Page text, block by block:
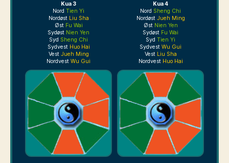
Kua 3
Nord Tien Yi
Nordøst Liu Sha
Øst Fu Wai
Sydøst Nien Yen
Syd Sheng Chi
Sydvest Huo Hai
Vest Jueh Ming
Nordvest Wu Gui
Kua 4
Nord Sheng Chi
Nordøst Jueh Ming
Øst Nien Yen
Sydøst Fu Wai
Syd Tien Yi
Sydvest Wu Gui
Vest Liu Sha
Nordvest Huo Hai